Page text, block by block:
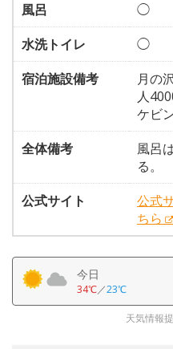
風呂
◯
水洗トイレ
◯
宿泊施設備考
月の
人
ケビ
全体備考
風呂
る。
公式サイト
公式
ちら
今日
34℃／23℃
天気情報